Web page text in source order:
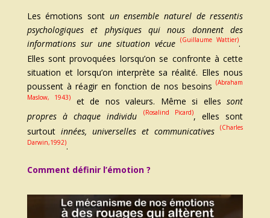
Les émotions sont un ensemble naturel de ressentis
psychologiques et physiques qui nous donnent des
informations sur une situation vécue (Guillaume Wattier).
Elles sont provoquées lorsqu’on se confronte à cette
situation et lorsqu’on interprète sa réalité. Elles nous
poussent à réagir en fonction de nos besoins(Abraham
Maslow, 1943)
et de nos valeurs. Même si ellessont
propres à chaque individu
(Rosalind Picard), elles sont
surtout innées, universelles et communicatives
(Charles
Darwin,1992).
Comment définir l’émotion ?